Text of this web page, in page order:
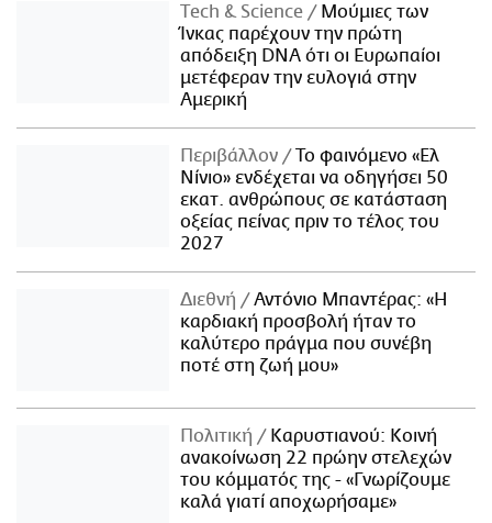
Τech & Science
Μούμιες των
Ίνκας παρέχουν την πρώτη
απόδειξη DNA ότι οι Ευρωπαίοι
μετέφεραν την ευλογιά στην
Αμερική
Περιβάλλον
Το φαινόμενο «Ελ
Νίνιο» ενδέχεται να οδηγήσει 50
εκατ. ανθρώπους σε κατάσταση
οξείας πείνας πριν το τέλος του
2027
Διεθνή
Αντόνιο Μπαντέρας: «Η
καρδιακή προσβολή ήταν το
καλύτερο πράγμα που συνέβη
ποτέ στη ζωή μου»
Πολιτική
Καρυστιανού: Κοινή
ανακοίνωση 22 πρώην στελεχών
του κόμματός της - «Γνωρίζουμε
καλά γιατί αποχωρήσαμε»